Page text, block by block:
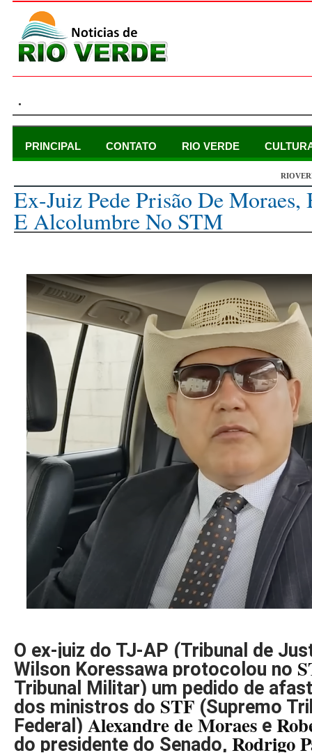
.
PRINCIPAL CONTATO RIO VERDE
Ex-Juiz Pede Prisão De Moraes,
E Alcolumbre No STM
O ex-juiz do TJ-AP (Tribunal de
Wilson Koressawa protocolou no
Tribunal Militar) um pedido de
dos ministros do STF (Supremo
Federal) Alexandre de Moraes e
do presidente do Senado, Rodrigo